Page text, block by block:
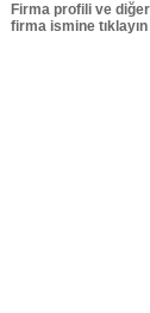
Firma profili ve
firma ismine tıklayın